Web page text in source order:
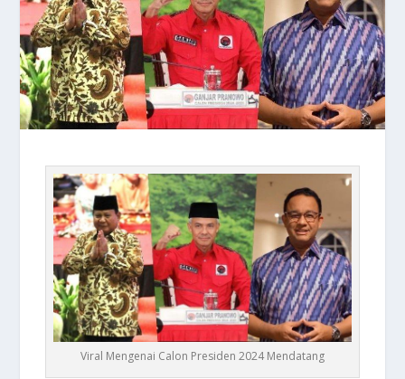
Viral Mengenai Calon Presiden 2024 Mendatang